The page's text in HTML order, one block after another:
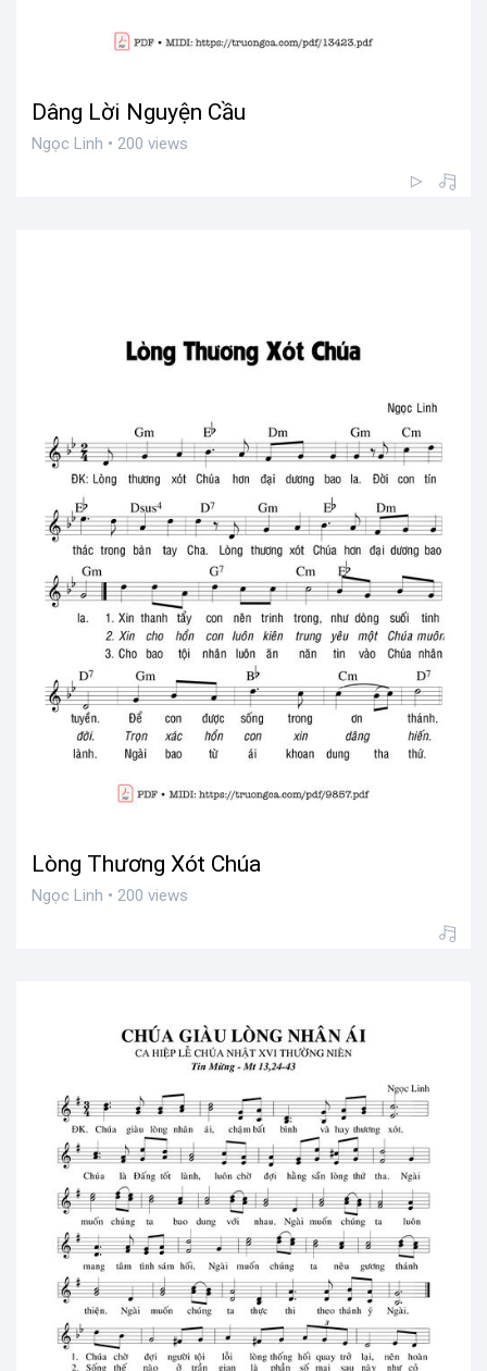
Dâng Lời Nguyện Cầu
Ngọc Linh • 200 views
Lòng Thương Xót Chúa
Ngọc Linh • 200 views